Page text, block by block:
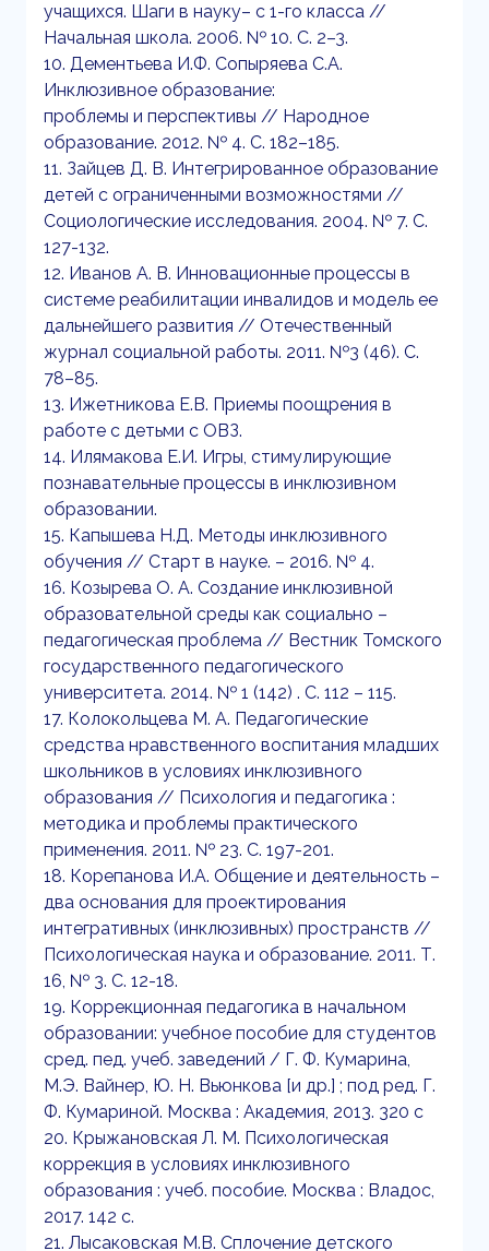
учащихся. Шаги в науку– с 1-го класса //
Начальная школа. 2006. № 10. C. 2–3.
10. Дементьева И.Ф. Сопыряева С.А.
Инклюзивное образование:
проблемы и перспективы // Народное
образование. 2012. № 4. С. 182–185.
11. Зайцев Д. В. Интегрированное образование
детей с ограниченными возможностями //
Социологические исследования. 2004. № 7. С.
127-132.
12. Иванов А. В. Инновационные процессы в
системе реабилитации инвалидов и модель ее
дальнейшего развития // Отечественный
журнал социальной работы. 2011. №3 (46). С.
78–85.
13. Ижетникова Е.В. Приемы поощрения в
работе с детьми с ОВЗ.
14. Илямакова Е.И. Игры, стимулирующие
познавательные процессы в инклюзивном
образовании.
15. Капышева Н.Д. Методы инклюзивного
обучения // Старт в науке. – 2016. № 4.
16. Козырева О. А. Создание инклюзивной
образовательной среды как социально –
педагогическая проблема // Вестник Томского
государственного педагогического
университета. 2014. № 1 (142) . С. 112 – 115.
17. Колокольцева М. А. Педагогические
средства нравственного воспитания младших
школьников в условиях инклюзивного
образования // Психология и педагогика :
методика и проблемы практического
применения. 2011. № 23. С. 197-201.
18. Корепанова И.А. Общение и деятельность –
два основания для проектирования
интегративных (инклюзивных) пространств //
Психологическая наука и образование. 2011. Т.
16, № 3. С. 12-18.
19. Коррекционная педагогика в начальном
образовании: учебное пособие для студентов
сред. пед. учеб. заведений / Г. Ф. Кумарина,
М.Э. Вайнер, Ю. Н. Вьюнкова [и др.] ; под ред. Г.
Ф. Кумариной. Москва : Академия, 2013. 320 с
20. Крыжановская Л. М. Психологическая
коррекция в условиях инклюзивного
образования : учеб. пособие. Москва : Владос,
2017. 142 с.
21. Лысаковская М.В. Сплочение детского